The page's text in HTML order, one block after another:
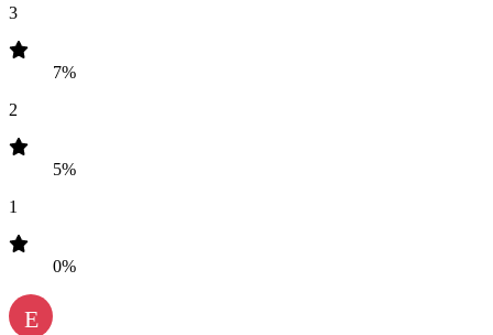
3
7%
2
5%
1
0%
E